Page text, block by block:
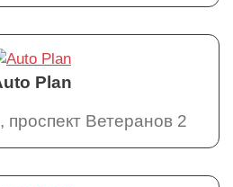
Plan
Ветеранов 2